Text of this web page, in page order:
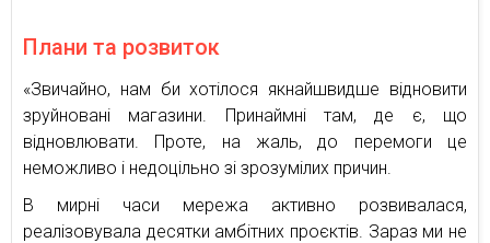
Плани та розвиток
«Звичайно, нам би хотілося якнайшвидше відновити
зруйновані магазини. Принаймні там, де є, що
відновлювати. Проте, на жаль, до перемоги це
неможливо і недоцільно зі зрозумілих причин.
В мирні часи мережа активно розвивалася,
реалізовувала десятки амбітних проєктів. Зараз ми не